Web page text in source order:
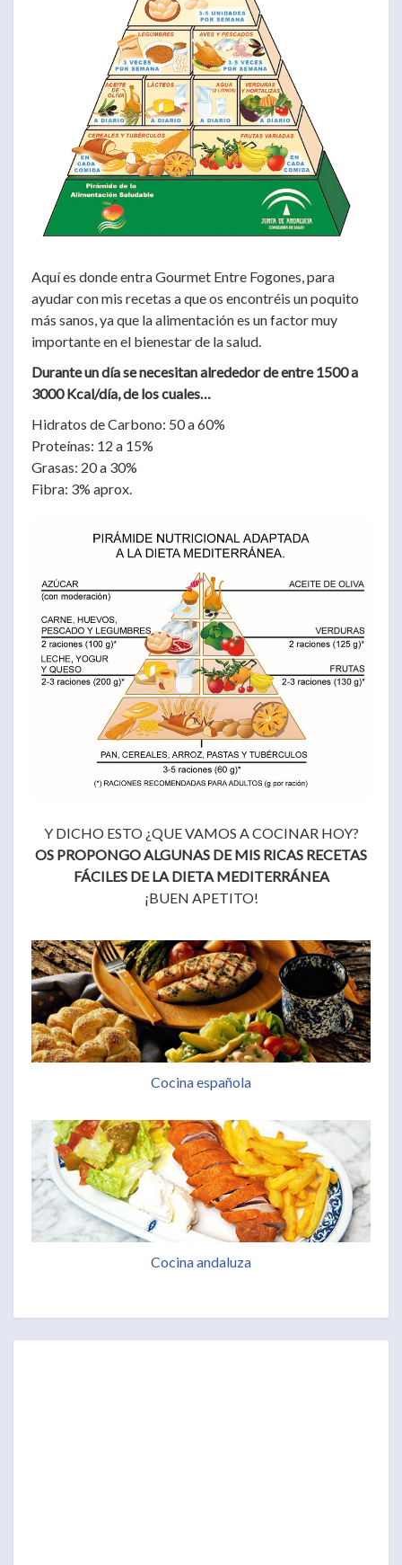
Aquí es donde entra Gourmet Entre Fogones, para
ayudar con mis recetas a que os encontréis un poquito
más sanos, ya que la alimentación es un factor muy
importante en el bienestar de la salud.
Durante un día se necesitan alrededor de entre 1500 a
3000 Kcal/día, de los cuales…
Hidratos de Carbono: 50 a 60%
Proteínas: 12 a 15%
Grasas: 20 a 30%
Fibra: 3% aprox.
Y DICHO ESTO ¿QUE VAMOS A COCINAR HOY?
OS PROPONGO ALGUNAS DE MIS RICAS RECETAS
FÁCILES DE LA DIETA MEDITERRÁNEA
¡BUEN APETITO!
Cocina española
Cocina andaluza